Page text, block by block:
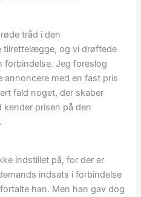
tråd i den
tilrettelægge, og vi drøftede
forbindelse. Jeg foreslog
annoncere med en fast pris
fald noget, der skaber
prisen på den
indstillet på, for der er
indsats i forbindelse
han. Men han gav dog